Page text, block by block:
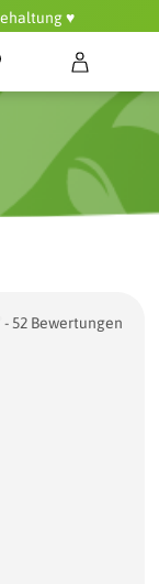
♥️
Bewertung
- 52 Bewertungen